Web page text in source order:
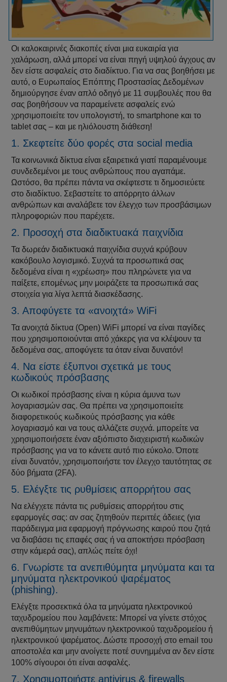
Οι καλοκαιρινές διακοπές είναι μια ευκαιρία για
χαλάρωση, αλλά μπορεί να είναι πηγή υψηλού άγχους αν
δεν είστε ασφαλείς στο διαδίκτυο. Για να σας βοηθήσει με
αυτό, ο Ευρωπαίος Επόπτης Προστασίας Δεδομένων
δημιούργησε έναν απλό οδηγό με 11 συμβουλές που θα
σας βοηθήσουν να παραμείνετε ασφαλείς ενώ
χρησιμοποιείτε τον υπολογιστή, το smartphone και το
tablet σας – και με ηλιόλουστη διάθεση!
1. Σκεφτείτε δύο φορές στα social media
Τα κοινωνικά δίκτυα είναι εξαιρετικά γιατί παραμένουμε
συνδεδεμένοι με τους ανθρώπους που αγαπάμε.
Ωστόσο, θα πρέπει πάντα να σκέφτεστε τι δημοσιεύετε
στο διαδίκτυο. Σεβαστείτε το απόρρητο άλλων
ανθρώπων και αναλάβετε τον έλεγχο των προσβάσιμων
πληροφοριών που παρέχετε.
2. Προσοχή στα διαδικτυακά παιχνίδια
Τα δωρεάν διαδικτυακά παιχνίδια συχνά κρύβουν
κακόβουλο λογισμικό. Συχνά τα προσωπικά σας
δεδομένα είναι η «χρέωση» που πληρώνετε για να
παίξετε, επομένως μην μοιράζετε τα προσωπικά σας
στοιχεία για λίγα λεπτά διασκέδασης.
3. Αποφύγετε τα «ανοιχτά» WiFi
Τα ανοιχτά δίκτυα (Open) WiFi μπορεί να είναι παγίδες
που χρησιμοποιούνται από χάκερς για να κλέψουν τα
δεδομένα σας, αποφύγετε τα όταν είναι δυνατόν!
4. Να είστε έξυπνοι σχετικά με τους
κωδικούς πρόσβασης
Οι κωδικοί πρόσβασης είναι η κύρια άμυνα των
λογαριασμών σας. Θα πρέπει να χρησιμοποιείτε
διαφορετικούς κωδικούς πρόσβασης για κάθε
λογαριασμό και να τους αλλάζετε συχνά. μπορείτε να
χρησιμοποιήσετε έναν αξιόπιστο διαχειριστή κωδικών
πρόσβασης για να το κάνετε αυτό πιο εύκολο. Όποτε
είναι δυνατόν, χρησιμοποιήστε τον έλεγχο ταυτότητας σε
δύο βήματα (2FA).
5. Ελέγξτε τις ρυθμίσεις απορρήτου σας
Να ελέγχετε πάντα τις ρυθμίσεις απορρήτου στις
εφαρμογές σας: αν σας ζητηθούν περιττές άδειες (για
παράδειγμα μια εφαρμογή πρόγνωσης καιρού που ζητά
να διαβάσει τις επαφές σας ή να αποκτήσει πρόσβαση
στην κάμερά σας), απλώς πείτε όχι!
6. Γνωρίστε τα ανεπιθύμητα μηνύματα και τα
μηνύματα ηλεκτρονικού ψαρέματος
(phishing).
Ελέγξτε προσεκτικά όλα τα μηνύματα ηλεκτρονικού
ταχυδρομείου που λαμβάνετε: Μπορεί να γίνετε στόχος
ανεπιθύμητων μηνυμάτων ηλεκτρονικού ταχυδρομείου ή
ηλεκτρονικού ψαρέματος. Δώστε προσοχή στο email του
αποστολέα και μην ανοίγετε ποτέ συνημμένα αν δεν είστε
100% σίγουροι ότι είναι ασφαλές.
7. Χρησιμοποιήστε antivirus & firewalls